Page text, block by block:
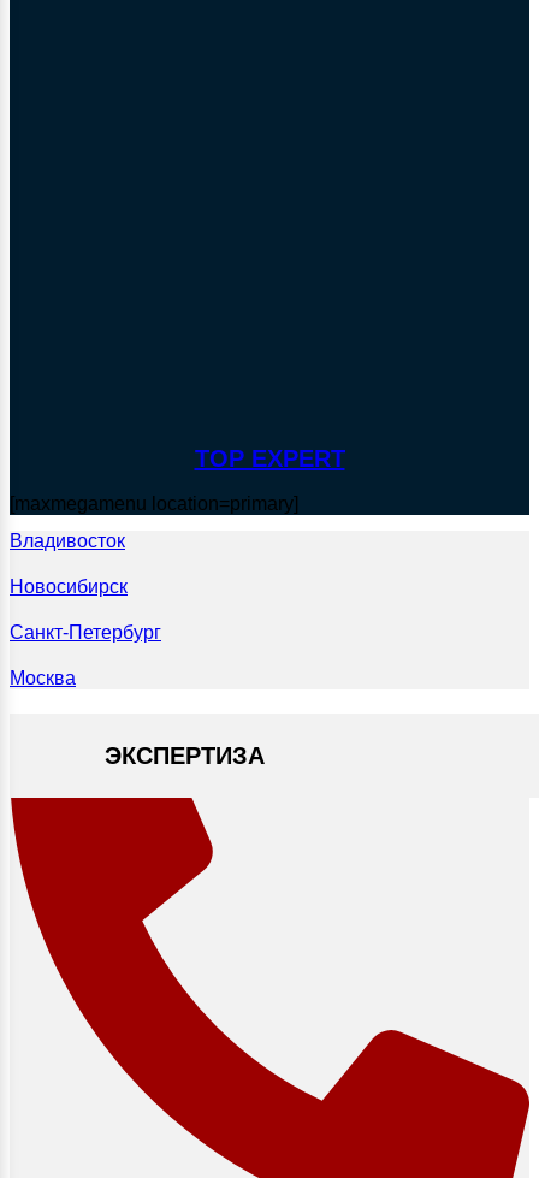
TOP EXPERT
[maxmegamenu location=primary]
Владивосток
Новосибирск
Санкт-Петербург
Москва
ЭКСПЕРТИЗА